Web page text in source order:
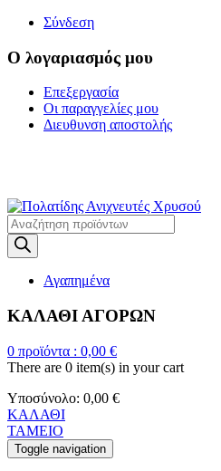
Σύνδεση
Ο λογαριασμός μου
Επεξεργασία
Οι παραγγελίες μου
Διευθυνση αποστολής
Products
search
Αγαπημένα
ΚΑΛΑΘΙ ΑΓΟΡΩΝ
0 προϊόντα : 0,00 €
There are 0 item(s) in your cart
Υποσύνολο: 0,00 €
ΚΑΛΑΘΙ
ΤΑΜΕΙΟ
Toggle navigation